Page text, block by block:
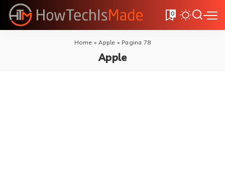
0
Home »Apple » Pagina 78
Apple